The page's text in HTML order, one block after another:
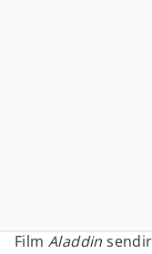
Film Aladdin